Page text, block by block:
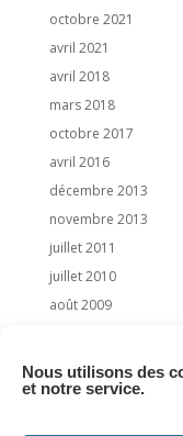
Nous utilisons des
et notre service.
octobre 2021
avril 2021
avril 2018
mars 2018
octobre 2017
avril 2016
décembre 2013
novembre 2013
juillet 2011
juillet 2010
août 2009
juin 2009